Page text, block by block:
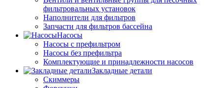
фильтровальных установок
Наполнители для фильтров
Запчасти для фильтров бассейна
Насосы
Насосы с префильтром
Насосы без префильтра
Комплектующие и принадлежности насосов
Закладные детали
Скиммеры